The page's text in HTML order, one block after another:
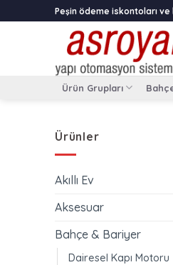
to
Peşin ödeme iskontoları
Ürün Grupları
Ürünler
Akıllı Ev
Aksesuar
Bahçe & Bariyer
Dairesel Kapı Motoru